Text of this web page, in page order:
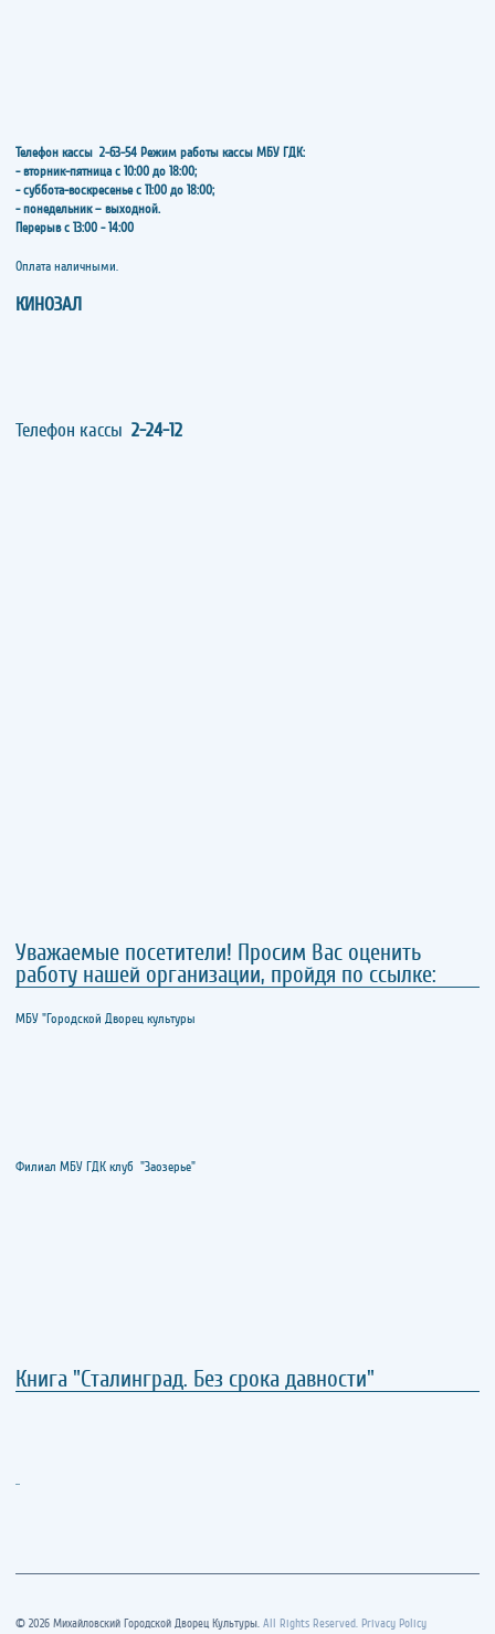
Телефон кассы 2-63-54 Режим работы кассы МБУ ГДК:
- вторник-пятница с 10:00 до 18:00;
- суббота-воскресенье с 11:00 до 18:00;
- понедельник – выходной.
Перерыв с 13:00 - 14:00
​​​​​​​Оплата наличными.
КИНОЗАЛ
Телефон кассы 2-24-12
Уважаемые посетители! Просим Вас оценить
работу нашей организации, пройдя по ссылке:
МБУ "Городской Дворец культуры
Филиал МБУ ГДК клуб "Заозерье"
Книга "Сталинград. Без срока давности"
..
© 2026 Михайловский Городской Дворец Культуры. All Rights Reserved. Privacy Policy